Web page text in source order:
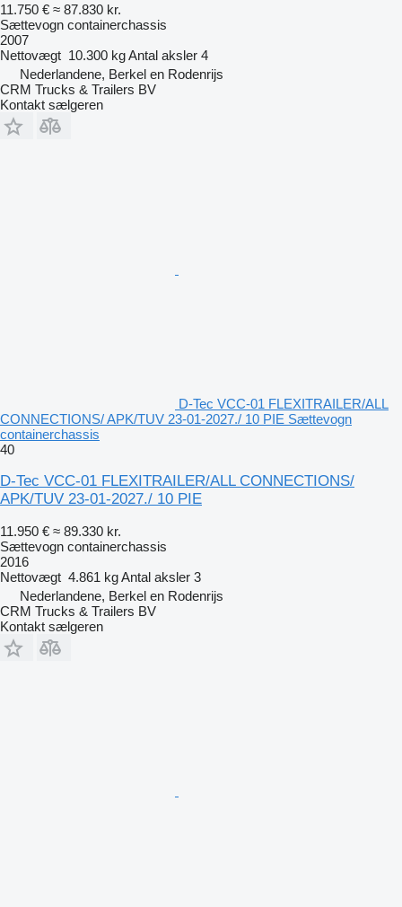
11.750 € ≈ 87.830 kr.
Sættevogn containerchassis
2007
Nettovægt 10.300 kgAntal aksler 4
Nederlandene, Berkel en Rodenrijs
CRM Trucks & Trailers BV
Kontakt sælgeren
D-Tec VCC-01 FLEXITRAILER/ALL
CONNECTIONS/ APK/TUV 23-01-2027./ 10 PIE Sættevogn
containerchassis
40
D-Tec VCC-01 FLEXITRAILER/ALL CONNECTIONS/
APK/TUV 23-01-2027./ 10 PIE
11.950 € ≈ 89.330 kr.
Sættevogn containerchassis
2016
Nettovægt 4.861 kgAntal aksler 3
Nederlandene, Berkel en Rodenrijs
CRM Trucks & Trailers BV
Kontakt sælgeren